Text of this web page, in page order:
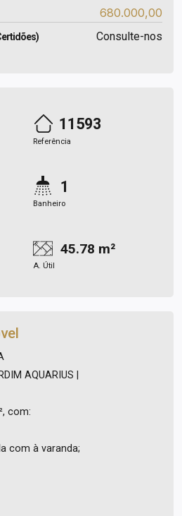
680.000,00
Consulte-nos
11593
Referência
1
Banheiro
45.78 m²
A. Útil
AQUARIUS |
com:
com à varanda;